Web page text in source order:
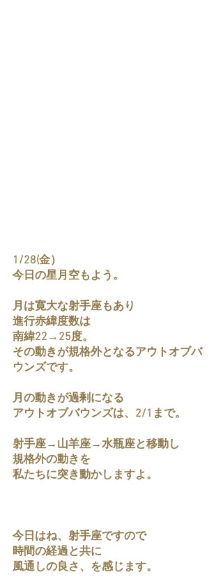
1/28(金）
今日の星月空もよう。
月は寛大な射手座もあり
進行赤緯度数は
南緯22→25度。
その動きが規格外となるアウトオブバ
ウンズです。
月の動きが過剰になる
アウトオブバウンズは、2/1まで。
射手座→山羊座→水瓶座と移動し
規格外の動きを
私たちに突き動かしますよ。
今日はね、射手座ですので
時間の経過と共に
風通しの良さ、を感じます。